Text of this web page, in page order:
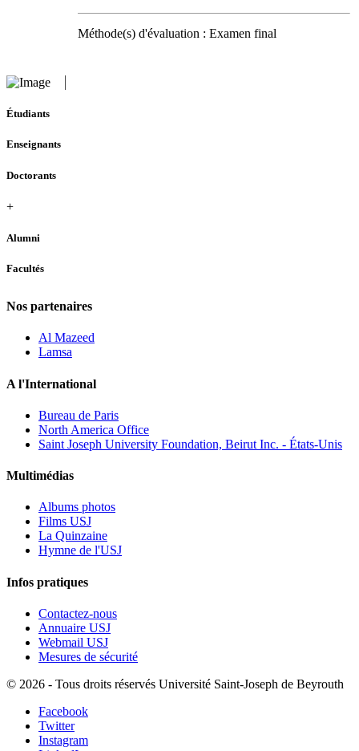
Méthode(s) d'évaluation : Examen final
Étudiants
Enseignants
Doctorants
+
Alumni
Facultés
Nos partenaires
Al Mazeed
Lamsa
A l'International
Bureau de Paris
North America Office
Saint Joseph University Foundation, Beirut Inc. - États-Unis
Multimédias
Albums photos
Films USJ
La Quinzaine
Hymne de l'USJ
Infos pratiques
Contactez-nous
Annuaire USJ
Webmail USJ
Mesures de sécurité
© 2026 - Tous droits réservés Université Saint-Joseph de Beyrouth
Facebook
Twitter
Instagram